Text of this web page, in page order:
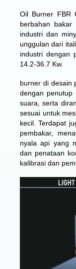
Oil Burner FBR
berbahan
industri dan
unggulan dari
industri dengan
14.2-36.7 Kw.
burner di desain
dengan penutup
suara, serta
sesuai untuk
kecil. Terdapat
pembakar,
nyala api yang
dan penataan
kalibrasi dan